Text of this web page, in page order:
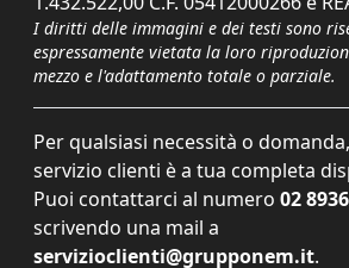
I diritti delle immagini e dei testi sono
espressamente vietata la loro
mezzo e l'adattamento totale o parziale.
Per qualsiasi necessità o
servizio clienti è a tua completa
Puoi contattarci al numero 02
scrivendo una mail a
servizioclienti@grupponem.it.